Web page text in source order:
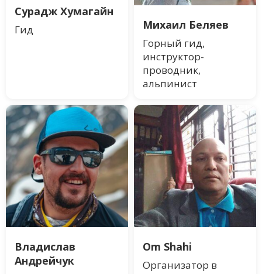
Сурадж Хумагайн
Гид Михаил Беляев
Горный гид,
инструктор-
проводник,
альпинист
Владислав
Андрейчук
Om Shahi
Организатор в